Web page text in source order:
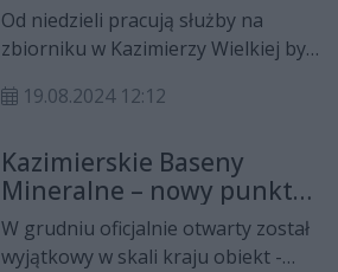
Wielkiej
Od niedzieli pracują służby na
zbiorniku w Kazimierzy Wielkiej by
które wypłynęły na taflę wody.
badań.
19.08.2024 12:12
Kazimierskie Baseny
Mineralne – nowy punkt
na świętokrzyskiej mapie
relaksu
W grudniu oficjalnie otwarty został
wyjątkowy w skali kraju obiekt -